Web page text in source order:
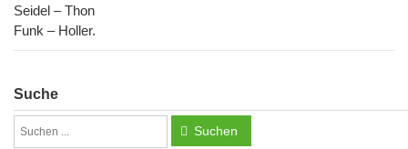
Seidel – Thon
Funk – Holler.
Suche
Suchen